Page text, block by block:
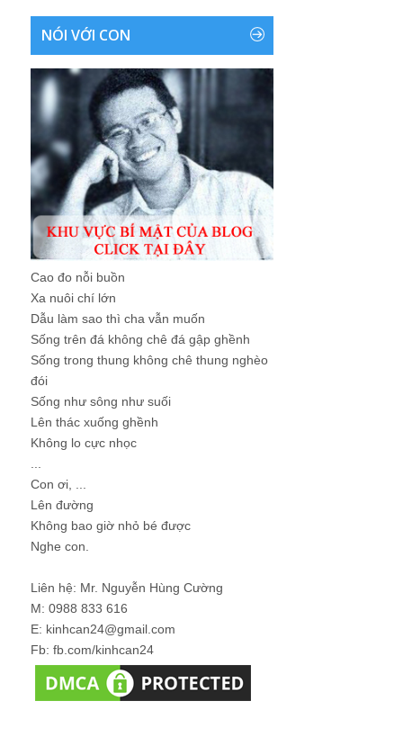
NÓI VỚI CON
Cao đo nỗi buồn
Xa nuôi chí lớn
Dẫu làm sao thì cha vẫn muốn
Sống trên đá không chê đá gập ghềnh
Sống trong thung không chê thung nghèo
đói
Sống như sông như suối
Lên thác xuống ghềnh
Không lo cực nhọc
Con ơi, ...
Lên đường
Không bao giờ nhỏ bé được
Nghe con.
Liên hệ: Mr. Nguyễn Hùng Cường
M: 0988 833 616
E: kinhcan24@gmail.com
Fb: fb.com/kinhcan24